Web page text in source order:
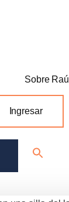
Sobre Raúl
Ingresar
Search